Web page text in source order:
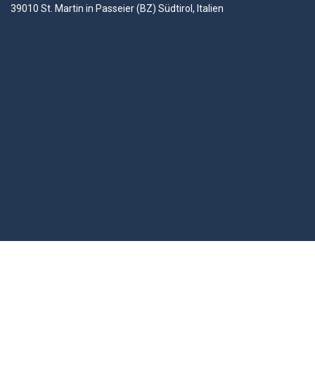
39010 St. Martin in Passeier (BZ) Südtirol, Italien